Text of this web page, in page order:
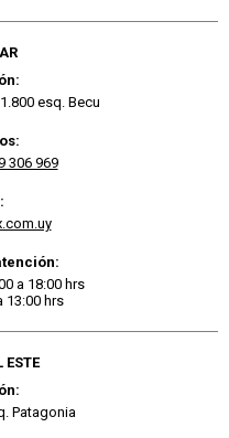
esq. Becu
306 969
a 18:00 hrs
13:00 hrs
ESTE
Patagonia